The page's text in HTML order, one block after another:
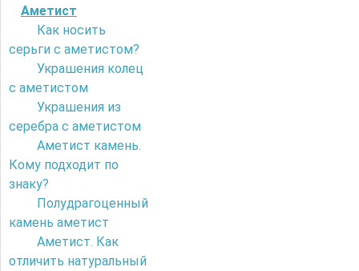
Аметист
Как носить
серьги с аметистом?
Украшения колец
с аметистом
Украшения из
серебра с аметистом
Аметист камень.
Кому подходит по
знаку?
Полудрагоценный
камень аметист
Аметист. Как
отличить натуральный